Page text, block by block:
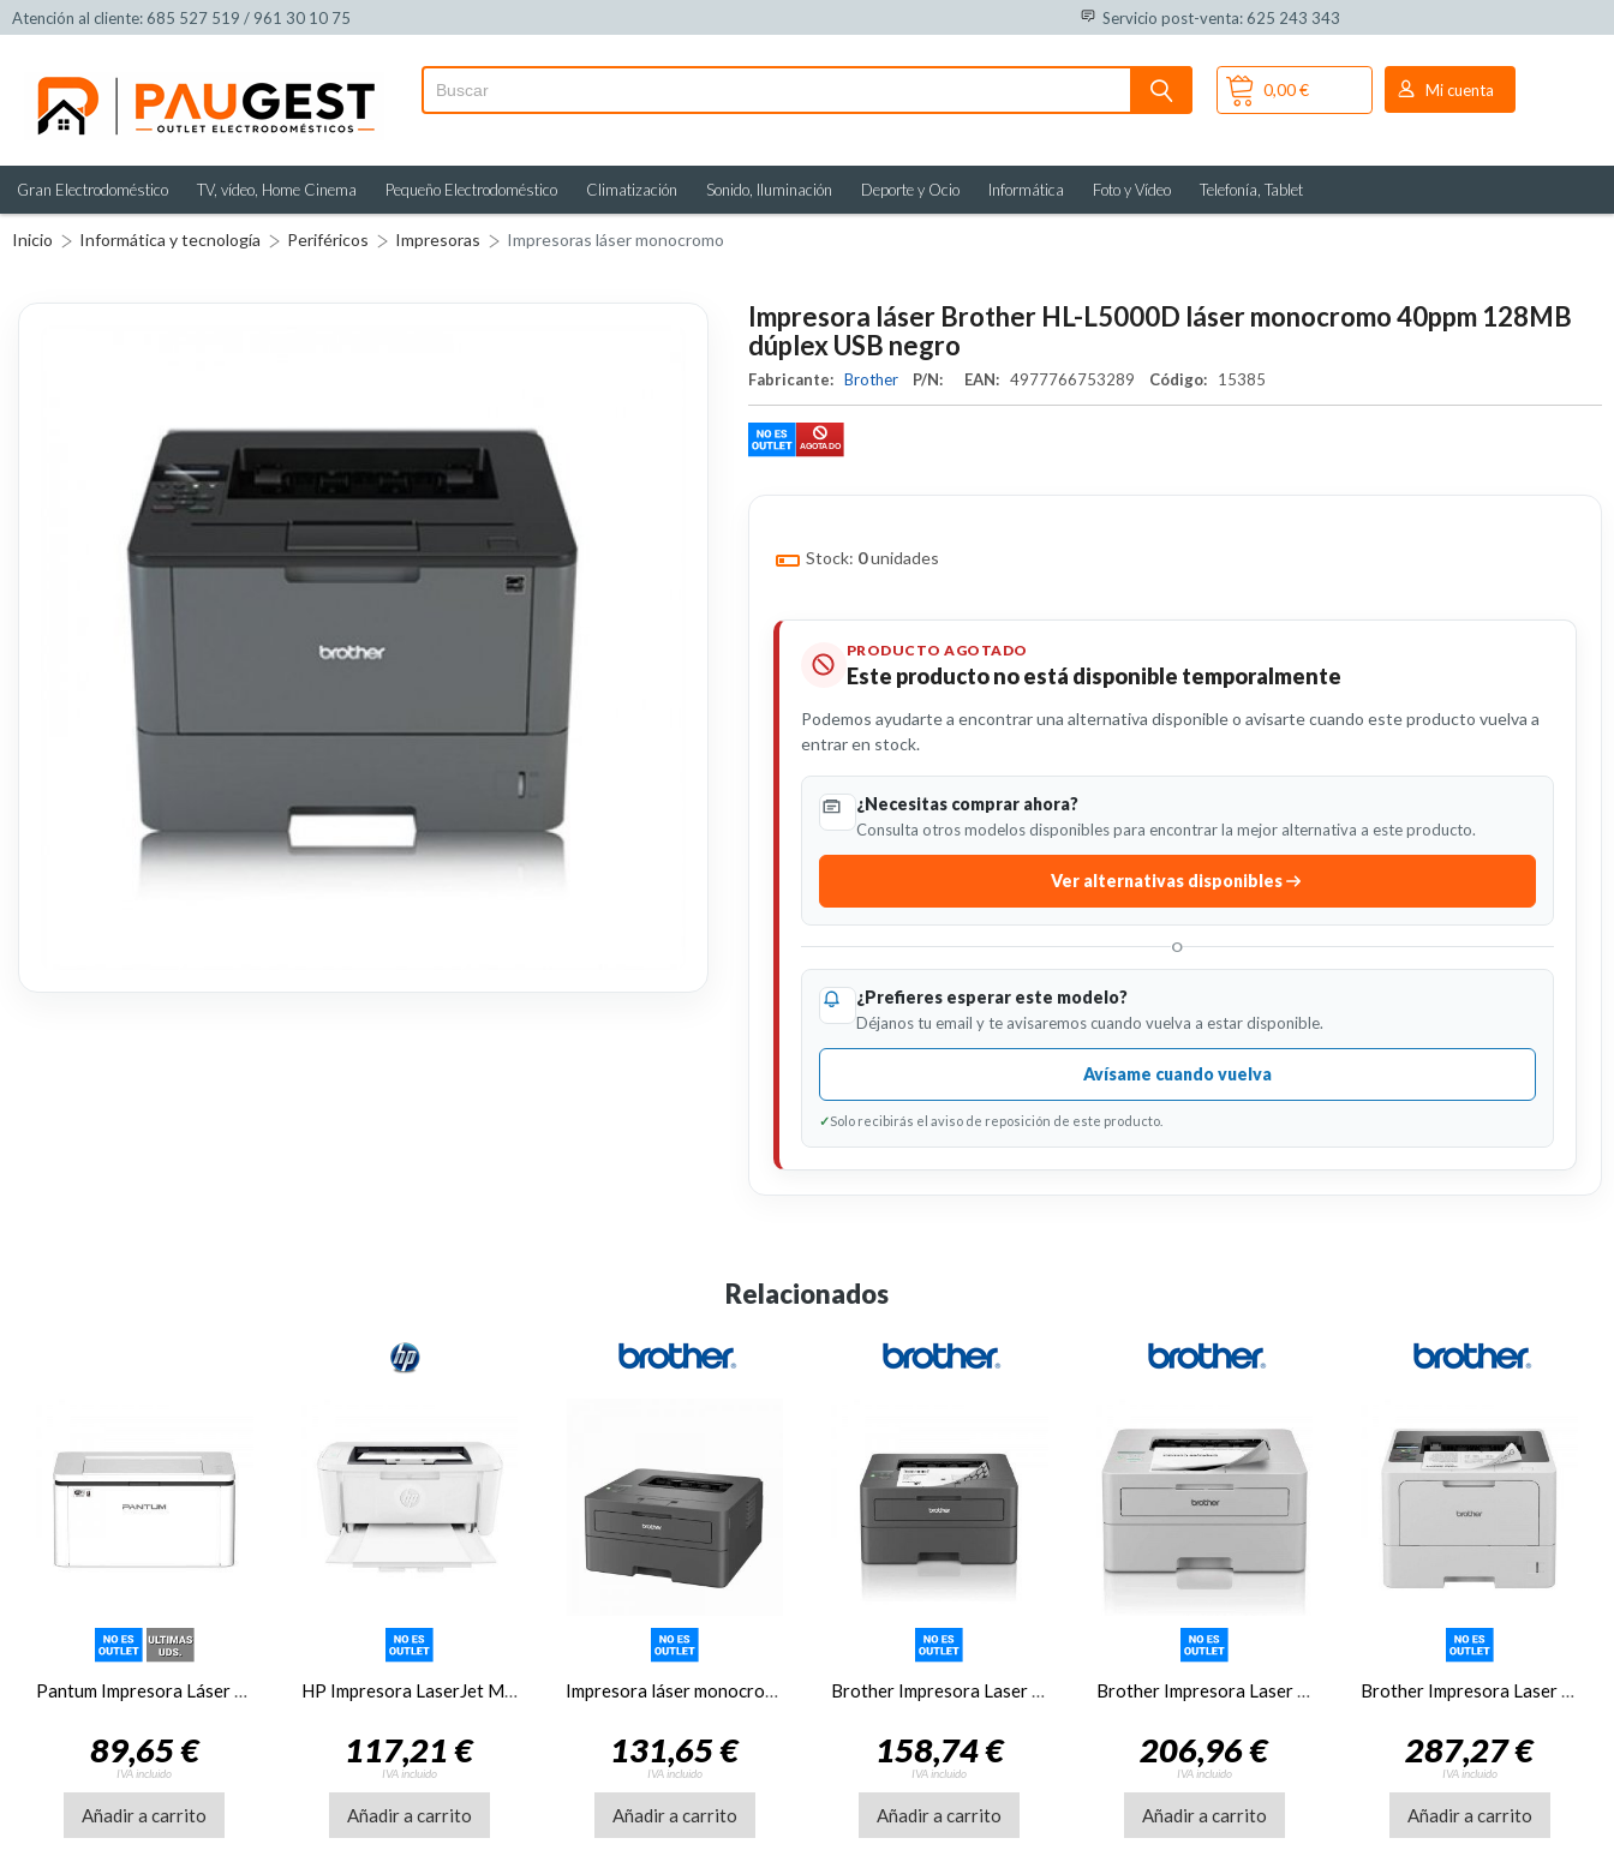
Atención al cliente: 685 527 519 / 961 30 10 75 Servicio post-venta: 625 243 343
0,00 € Mi cuenta
Gran Electrodoméstico TV, vídeo, Home Cinema Pequeño Electrodoméstico Climatización Sonido, Iluminación Deporte y Ocio Informática Foto y Vídeo Telefonía, Tablet
Inicio Informática y tecnología Periféricos Impresoras Impresoras láser monocromo
Impresora láser Brother HL-L5000D láser monocromo 40ppm 128MB
dúplex USB negro
Fabricante: Brother P/N: EAN: 4977766753289 Código: 15385
Stock: 0unidades
PRODUCTO AGOTADO
Este producto no está disponible temporalmente
Podemos ayudarte a encontrar una alternativa disponible o avisarte cuando este producto vuelva a
entrar en stock.
¿Necesitas comprar ahora?
Consulta otros modelos disponibles para encontrar la mejor alternativa a este producto.
Ver alternativas disponibles
O
¿Prefieres esperar este modelo?
Déjanos tu email y te avisaremos cuando vuelva a estar disponible.
Avísame cuando vuelva
✓Solo recibirás el aviso de reposición de este producto.
Relacionados
Pantum Impresora Láser BP2300W
89,65 €
IVA incluido
Añadir a carrito
HP Impresora LaserJet M110w, WiFi, blanco
117,21 €
IVA incluido
Añadir a carrito
Impresora láser monocromo Brother HL-L2400DWE
131,65 €
IVA incluido
Añadir a carrito
Brother Impresora Laser HL-L2445DW
158,74 €
IVA incluido
Añadir a carrito
Brother Impresora Laser HL-L2865DW
206,96 €
IVA incluido
Añadir a carrito
Brother Impresora Laser HL-L5210DN
287,27 €
IVA incluido
Añadir a carrito